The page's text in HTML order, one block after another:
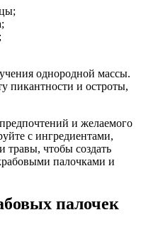
однородной массы.
пикантности и остроты,
и желаемого
с ингредиентами,
травы, чтобы создать
палочками и
палочек